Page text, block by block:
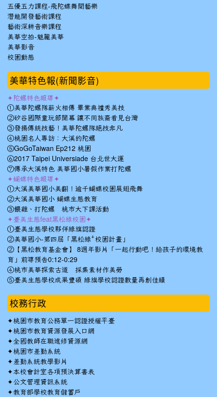
五優五力課程-飛陀蝶舞閱藝樂
潛能開發藝術課程
藝術深耕音樂課程
美華空拍-魅麗美華
美華影音
校園動態
美華特色報(新聞影音)
✦陀螺特色報導✦
①美華陀螺隊薪火相傳 畢業典禮秀美技
②矽谷國際童玩節開幕 讓不同族裔看見台灣
③發揚傳統技藝！美華陀螺隊絕技非凡
④桃園名人專訪：大溪的陀螺
⑤GoGoTaiwan Ep212 桃園
⑥2017 Taipei Universiade 台北世大運
⑦傳承大溪特色 美華國小暑假作業打陀螺
✦蝴蝶特色報導✦
①大溪美華國小美翻！逾千蝴蝶校園展翅飛舞
②大溪美華國小 蝴蝶生態教育
③餵雞、打陀螺 桃市大下課活動
✦臺美生態feat黑松綠校園✦
①臺美生態學校夥伴綠旗認證
②美華國小-第四屆「黑松綠⁺校園計畫」
②【黑松教育基金會】 8週年影片「一起行動吧！給孩子的環境教
育」前導預告0:12-0:29
④桃市美華探索古道 採集素材作美勞
⑤臺美生態學校成果豐碩 綠旗學校認證數量再創佳績
校務行政
✦桃園市教育公務單一認證授權平臺
✦桃園市教育資源發展入口網
✦全國教師在職進修資源網
✦桃園市差勤系統
✦ 差勤系統教學影片
✦本校會計室各項預決算書表
✦公文管理資訊系統
✦教育部學校教育儲蓄戶